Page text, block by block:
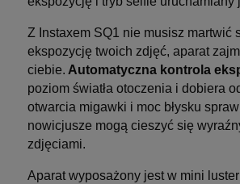
Z Instaxem SQ1 nie musisz martwić
ekspozycję twoich zdjęć, aparat
ciebie. Automatyczna kontrola
poziom światła otoczenia i dobiera
otwarcia migawki i moc błysku
nowicjusze mogą cieszyć się
zdjęciami.
Aparat wyposażony jest w mini